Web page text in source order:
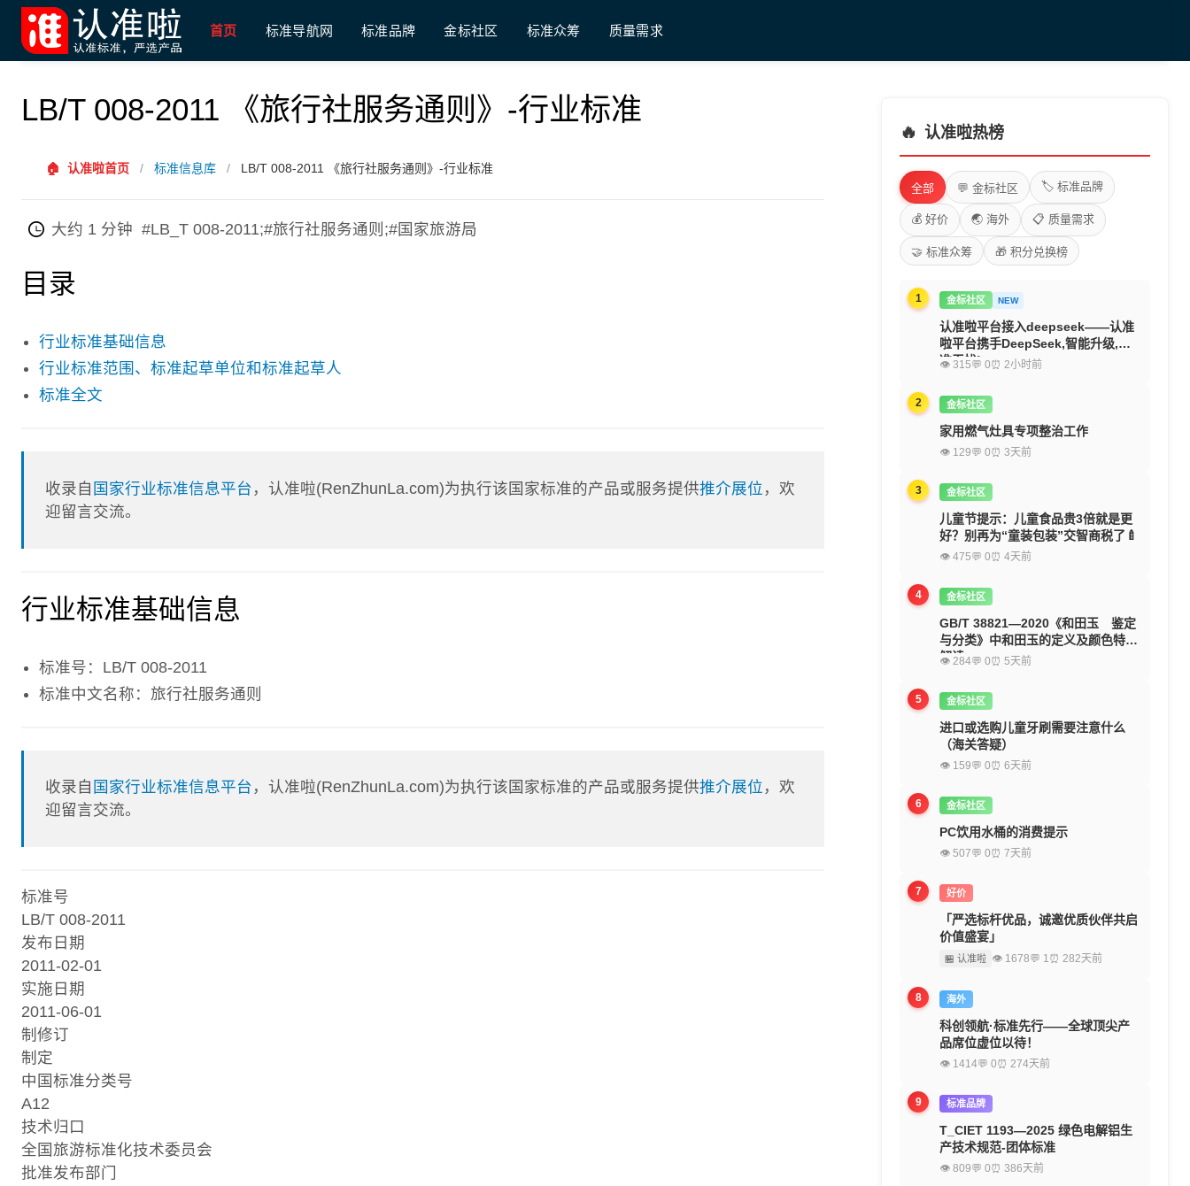
首页 标准导航网 标准品牌 金标社区 标准众筹 质量需求
LB/T 008-2011 《旅行社服务通则》-行业标准
🏠 认准啦首页 / 标准信息库 / LB/T 008-2011 《旅行社服务通则》-行业标准
大约 1 分钟 #LB_T 008-2011;#旅行社服务通则;#国家旅游局
目录
行业标准基础信息
行业标准范围、标准起草单位和标准起草人
标准全文
收录自 国家行业标准信息平台 ，认准啦(RenZhunLa.com)为执行该国家标准的产品或服务提供推介展位 ，欢
迎留言交流。
行业标准基础信息
标准号：LB/T 008-2011
标准中文名称：旅行社服务通则
收录自 国家行业标准信息平台 ，认准啦(RenZhunLa.com)为执行该国家标准的产品或服务提供推介展位 ，欢
迎留言交流。
标准号
LB/T 008-2011
发布日期
2011-02-01
实施日期
2011-06-01
制修订
制定
中国标准分类号
A12
技术归口
全国旅游标准化技术委员会
批准发布部门
🔥 认准啦热榜
全部 💬 金标社区 🏷️ 标准品牌
💰 好价 🌏 海外 📋 质量需求
🤝 标准众筹 🎁 积分兑换榜
1 金标社区 NEW
认准啦平台接入deepseek——认准
啦平台携手DeepSeek,智能升级,精
准无忧!
👁 315💬 0⏰ 2小时前
2 金标社区
家用燃气灶具专项整治工作
👁 129💬 0⏰ 3天前
3 金标社区
儿童节提示：儿童食品贵3倍就是更
好？别再为“童装包装”交智商税了🍼
👁 475💬 0⏰ 4天前
4 金标社区
GB/T 38821—2020《和田玉 鉴定
与分类》中和田玉的定义及颜色特征
解读
👁 284💬 0⏰ 5天前
5 金标社区
进口或选购儿童牙刷需要注意什么
（海关答疑）
👁 159💬 0⏰ 6天前
6 金标社区
PC饮用水桶的消费提示
👁 507💬 0⏰ 7天前
7 好价
「严选标杆优品，诚邀优质伙伴共启
价值盛宴」
🏪 认准啦 👁 1678💬 1⏰ 282天前
8 海外
科创领航·标准先行——全球顶尖产
品席位虚位以待！
👁 1414💬 0⏰ 274天前
9 标准品牌
T_CIET 1193—2025 绿色电解铝生
产技术规范-团体标准
👁 809💬 0⏰ 386天前